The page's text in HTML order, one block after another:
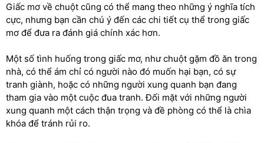
Giấc mơ về chuột cũng có thể mang theo những ý nghĩa tích
cực, nhưng bạn cần chú ý đến các chi tiết cụ thể trong giấc
mơ để đưa ra đánh giá chính xác hơn.
Một số tình huống trong giấc mơ, như chuột gặm đồ ăn trong
nhà, có thể ám chỉ có người nào đó muốn hại bạn, có sự
tranh giành, hoặc có những người xung quanh bạn đang
tham gia vào một cuộc đua tranh. Đối mặt với những người
xung quanh một cách thận trọng và đề phòng có thể là chìa
khóa để tránh rủi ro.